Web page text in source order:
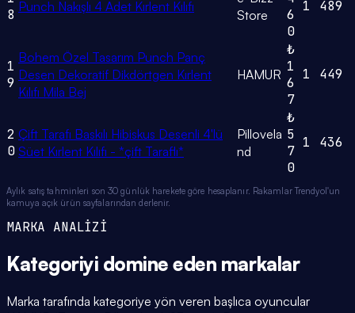
8 Punch Nakışlı 4 Adet Kırlent Kılıfı
Store
6
0
1 489
1
9
Bohem Özel Tasarım Punch Panç
Desen Dekoratif Dikdörtgen Kırlent
Kılıfı Mila Bej
HAMUR
₺
1
6
7
1 449
2
0
Çift Tarafı Baskılı Hibiskus Desenli 4'lü
Süet Kırlent Kılıfı - *çift Taraflı*
Pillovela
nd
₺
5
7
0
1 436
Aylık satış tahminleri son 30 günlük harekete göre hesaplanır. Rakamlar Trendyol'un
kamuya açık ürün sayfalarından derlenir.
MARKA ANALİZİ
Kategoriyi domine eden markalar
Marka tarafında kategoriye yön veren başlıca oyuncular